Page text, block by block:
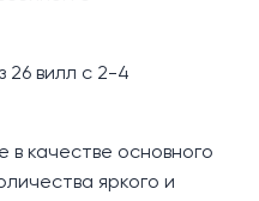
26 вилл с 2-4
качестве основного
яркого и